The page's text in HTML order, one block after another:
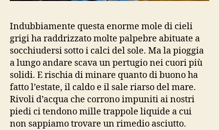
Indubbiamente questa enorme mole di cieli
grigi ha raddrizzato molte palpebre abituate a
socchiudersi sotto i calci del sole. Ma la pioggia
a lungo andare scava un pertugio nei cuori più
solidi. E rischia di minare quanto di buono ha
fatto l’estate, il caldo e il sale riarso del mare.
Rivoli d’acqua che corrono impuniti ai nostri
piedi ci tendono mille trappole liquide a cui
non sappiamo trovare un rimedio asciutto.